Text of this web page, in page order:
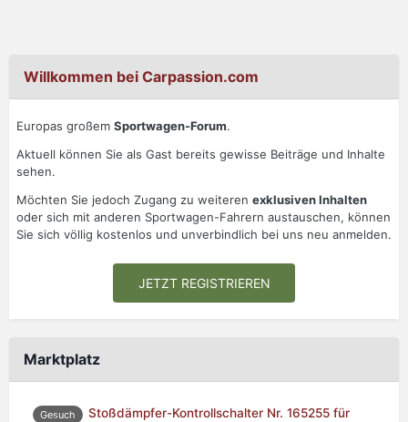
Willkommen bei Carpassion.com
Europas großem Sportwagen-Forum.
Aktuell können Sie als Gast bereits gewisse Beiträge und Inhalte
sehen.
Möchten Sie jedoch Zugang zu weiteren exklusiven Inhalten
oder sich mit anderen Sportwagen-Fahrern austauschen, können
Sie sich völlig kostenlos und unverbindlich bei uns neu anmelden.
JETZT REGISTRIEREN
Marktplatz
Gesuch
Stoßdämpfer-Kontrollschalter Nr. 165255 für